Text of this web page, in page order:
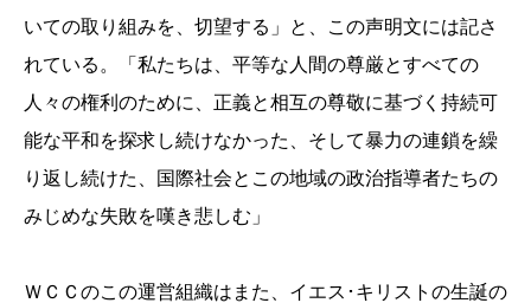
いての取り組みを、 切望する」と、この声明文には記さ
れている。「私たちは、平等な 人間の尊厳とすべての
人々の権利のために、正義と相互の尊敬に基づく持続可
能な平和を探求し続けなかった、そして暴力の連鎖を繰
り 返し続けた、国際社会とこの地域の政治指導者たちの
みじめな失敗を嘆き悲しむ」
ＷＣＣのこの運営組織はまた、イエス･キリストの生誕の